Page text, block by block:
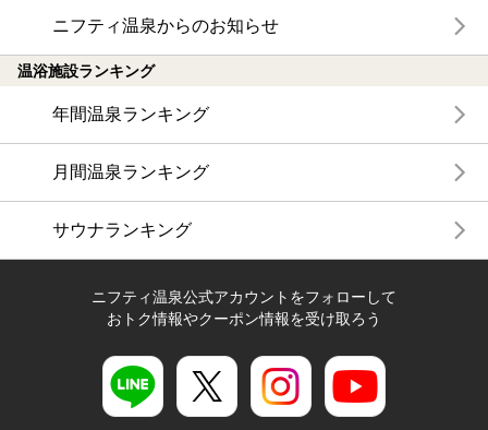
ニフティ温泉からのお知らせ
温浴施設ランキング
年間温泉ランキング
月間温泉ランキング
サウナランキング
ニフティ温泉公式アカウントをフォローして
おトク情報やクーポン情報を受け取ろう